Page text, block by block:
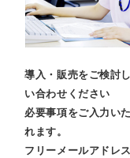
導入・販売をご検討
い合わせください
必要事項をご入力い
れます。
フリーメールアドレ